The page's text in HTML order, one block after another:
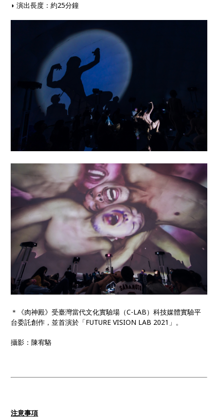
◗ 演出長度：約25分鐘
＊《肉神殿》受臺灣當代文化實驗場（C-LAB）科技媒體實驗平
台委託創作，並首演於「FUTURE VISION LAB 2021」。
攝影：陳宥駱
注意事項